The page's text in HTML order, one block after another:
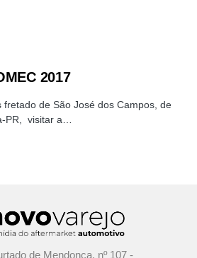
2017
de São José dos Campos, de
PR, visitar a…
de Mendonça, nº 107 -